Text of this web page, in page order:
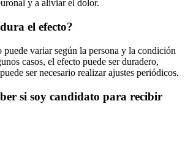
y a aliviar el dolor.
el efecto?
variar según la persona y la condición
casos, el efecto puede ser duradero,
ser necesario realizar ajustes periódicos.
si soy candidato para recibir